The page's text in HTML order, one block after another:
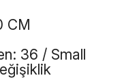
CM
36 / Small